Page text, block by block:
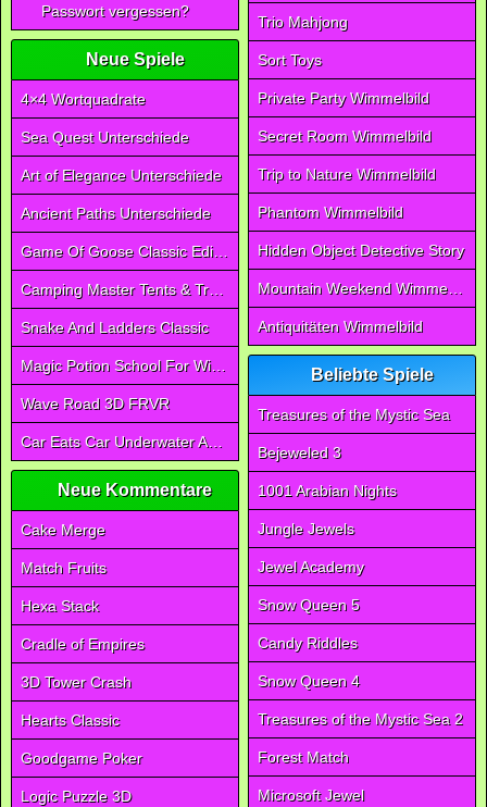
Passwort vergessen?
Neue Spiele
4×4 Wortquadrate
Sea Quest Unterschiede
Art of Elegance Unterschiede
Ancient Paths Unterschiede
Game Of Goose Classic Edition
Camping Master Tents & Trees
Snake And Ladders Classic
Magic Potion School For Witch
Wave Road 3D FRVR
Car Eats Car Underwater Adventure FRVR
Neue Kommentare
Cake Merge
Match Fruits
Hexa Stack
Cradle of Empires
3D Tower Crash
Hearts Classic
Goodgame Poker
Logic Puzzle 3D
Trio Mahjong
Sort Toys
Private Party Wimmelbild
Secret Room Wimmelbild
Trip to Nature Wimmelbild
Phantom Wimmelbild
Hidden Object Detective Story
Mountain Weekend Wimmelbild
Antiquitäten Wimmelbild
Beliebte Spiele
Treasures of the Mystic Sea
Bejeweled 3
1001 Arabian Nights
Jungle Jewels
Jewel Academy
Snow Queen 5
Candy Riddles
Snow Queen 4
Treasures of the Mystic Sea 2
Forest Match
Microsoft Jewel